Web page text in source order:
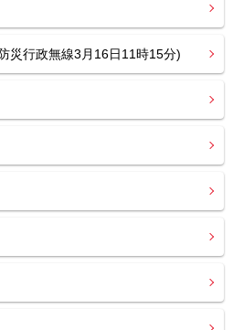
災行政無線3月16日11時15分)